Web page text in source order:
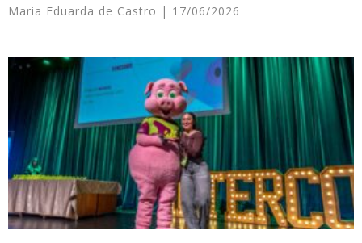
Maria Eduarda de Castro 17/06/2026